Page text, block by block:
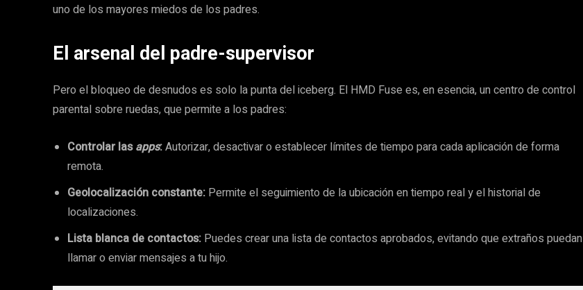
uno de los mayores miedos de los padres.
El arsenal del padre-supervisor
Pero el bloqueo de desnudos es solo la punta del iceberg. El HMD Fuse es, en esencia, un centro de control
parental sobre ruedas, que permite a los padres:
Controlar lasapps:Autorizar, desactivar o establecer límites de tiempo para cada aplicación de forma
remota.
Geolocalización constante: Permite el seguimiento de la ubicación en tiempo real y el historial de
localizaciones.
Lista blanca de contactos: Puedes crear una lista de contactos aprobados, evitando que extraños puedan
llamar o enviar mensajes a tu hijo.